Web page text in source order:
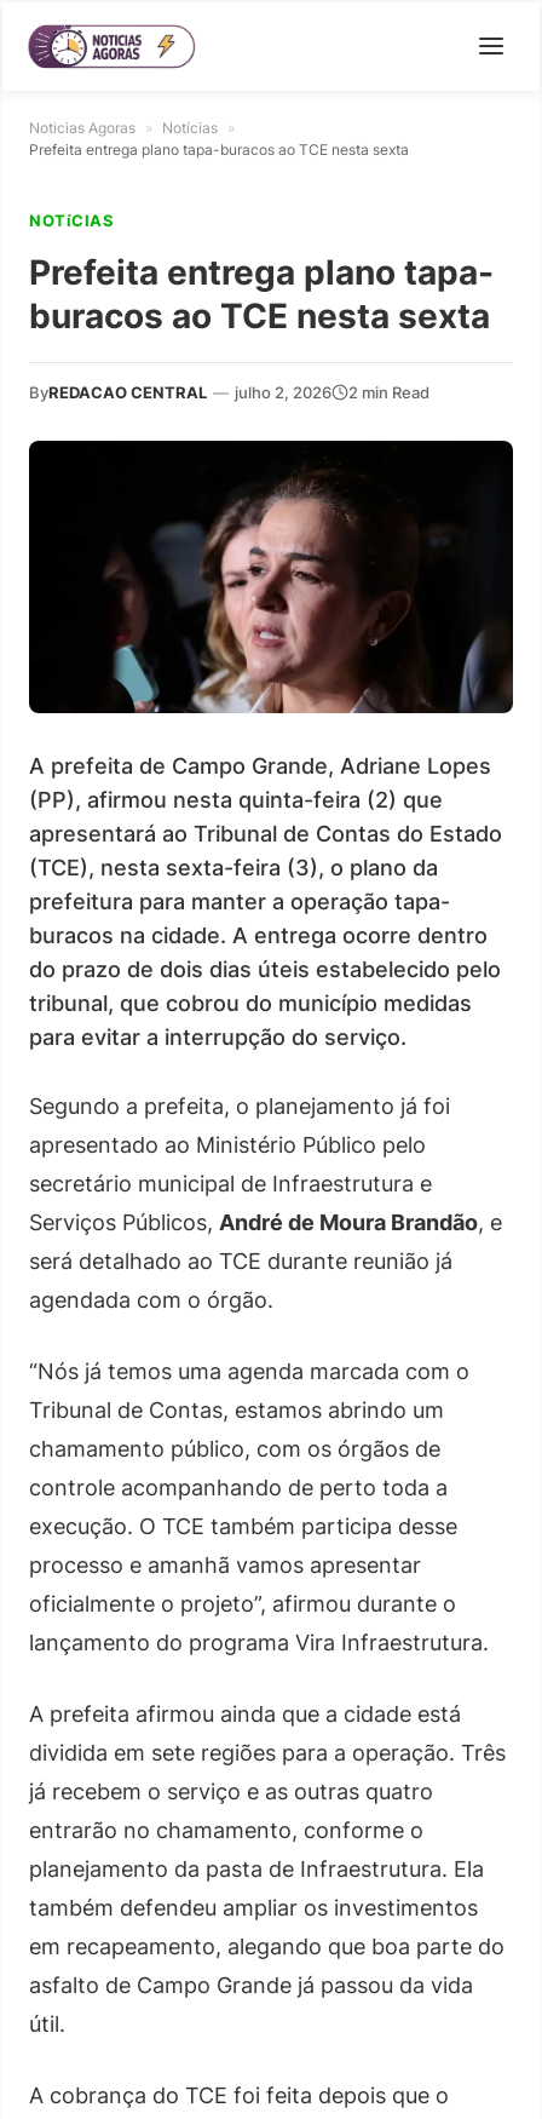
Noticias Agoras » Notícias »
Prefeita entrega plano tapa-buracos ao TCE nesta sexta
NOTíCIAS
Prefeita entrega plano tapa-
buracos ao TCE nesta sexta
ByREDACAO CENTRAL — julho 2, 2026 2 min Read
A prefeita de Campo Grande, Adriane Lopes
(PP), afirmou nesta quinta-feira (2) que
apresentará ao Tribunal de Contas do Estado
(TCE), nesta sexta-feira (3), o plano da
prefeitura para manter a operação tapa-
buracos na cidade. A entrega ocorre dentro
do prazo de dois dias úteis estabelecido pelo
tribunal, que cobrou do município medidas
para evitar a interrupção do serviço.
Segundo a prefeita, o planejamento já foi
apresentado ao Ministério Público pelo
secretário municipal de Infraestrutura e
Serviços Públicos, André de Moura Brandão, e
será detalhado ao TCE durante reunião já
agendada com o órgão.
“Nós já temos uma agenda marcada com o
Tribunal de Contas, estamos abrindo um
chamamento público, com os órgãos de
controle acompanhando de perto toda a
execução. O TCE também participa desse
processo e amanhã vamos apresentar
oficialmente o projeto”, afirmou durante o
lançamento do programa Vira Infraestrutura.
A prefeita afirmou ainda que a cidade está
dividida em sete regiões para a operação. Três
já recebem o serviço e as outras quatro
entrarão no chamamento, conforme o
planejamento da pasta de Infraestrutura. Ela
também defendeu ampliar os investimentos
em recapeamento, alegando que boa parte do
asfalto de Campo Grande já passou da vida
útil.
A cobrança do TCE foi feita depois que o